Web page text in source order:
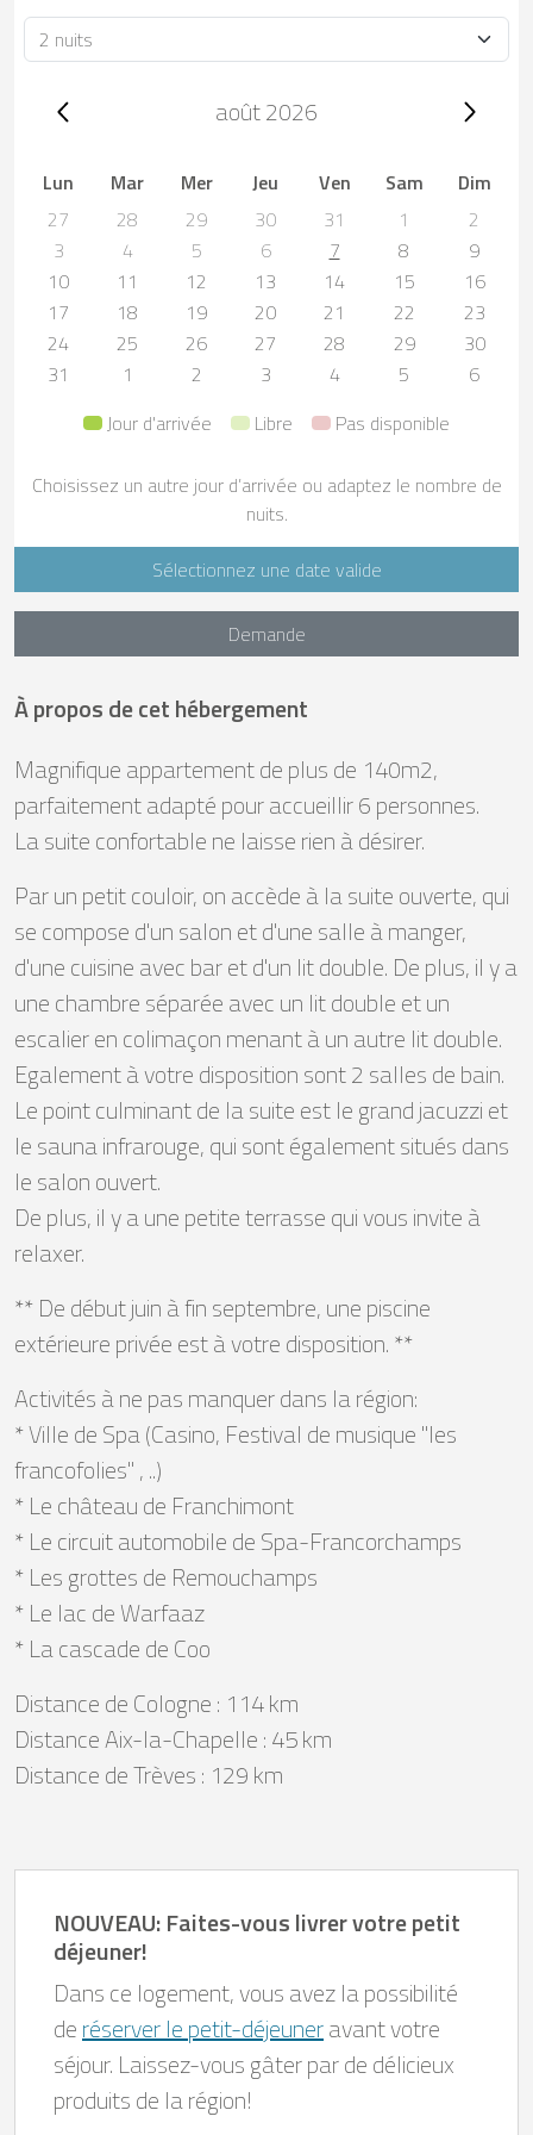
Durée
Trip dates, août 2026août 2026
Lun Mar Mer Jeu Ven Sam
Dim
27
28 29 30 31 1
2
3
4 5 6 7 8
9
10
11 12 13 14 15
16
17
18 19 20 21 22
23
24
25 26 27 28 29
30
31
1 2 3 4 5
6
Jour d'arrivée
Libre Pas disponible
Choisissez un autre jour d’arrivée ou adaptez le nombre de
nuits.
Sélectionnez une date valide
Demande
À propos de cet hébergement
Magnifique appartement de plus de 140m2,
parfaitement adapté pour accueillir 6 personnes.
La suite confortable ne laisse rien à désirer.
Par un petit couloir, on accède à la suite ouverte, qui
se compose d'un salon et d'une salle à manger,
d'une cuisine avec bar et d'un lit double. De plus, il y a
une chambre séparée avec un lit double et un
escalier en colimaçon menant à un autre lit double.
Egalement à votre disposition sont 2 salles de bain.
Le point culminant de la suite est le grand jacuzzi et
le sauna infrarouge, qui sont également situés dans
le salon ouvert.
De plus, il y a une petite terrasse qui vous invite à
relaxer.
** De début juin à fin septembre, une piscine
extérieure privée est à votre disposition. **
Activités à ne pas manquer dans la région:
* Ville de Spa (Casino, Festival de musique "les
francofolies" , ..)
* Le château de Franchimont
* Le circuit automobile de Spa-Francorchamps
* Les grottes de Remouchamps
* Le lac de Warfaaz
* La cascade de Coo
Distance de Cologne : 114 km
Distance Aix-la-Chapelle : 45 km
Distance de Trèves : 129 km
NOUVEAU: Faites-vous livrer votre petit
déjeuner!
Dans ce logement, vous avez la possibilité
deréserver le petit-déjeuneravant votre
séjour. Laissez-vous gâter par de délicieux
produits de la région!